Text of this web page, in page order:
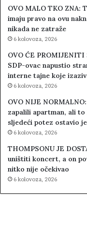
OVO MALO TKO ZNA:
imaju pravo na ovu
nikada ne zatraže
6 kolovoza, 2026
OVO ĆE PROMIJENITI
SDP-ovac napustio
interne tajne koje
6 kolovoza, 2026
OVO NIJE
zapalili apartman, ali to
sljedeći potez ostavio
6 kolovoza, 2026
THOMPSONU JE
uništiti koncert, a on
nitko nije očekivao
6 kolovoza, 2026